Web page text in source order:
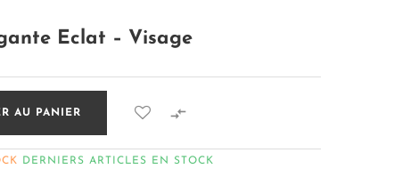
Eclat – Visage
AU PANIER 
DERNIERS ARTICLES EN STOCK